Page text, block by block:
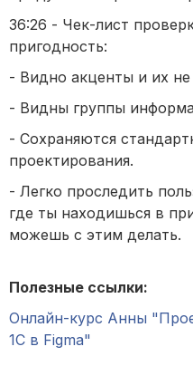
36:26 - Чек-лист
пригодность:
- Видно акценты и их
- Видны группы
- Сохраняются
проектирования.
- Легко проследить
где ты находишься в
можешь с этим делать.
Полезные ссылки:
Онлайн-курс Анны
1С в Figma"